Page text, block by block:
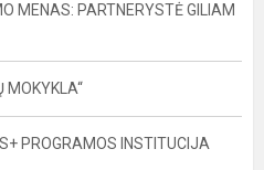
MENAS: PARTNERYSTĖ GILIAM
MOKYKLA“
PROGRAMOS INSTITUCIJA